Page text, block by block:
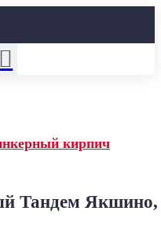
кирпич
Тандем Якшино,